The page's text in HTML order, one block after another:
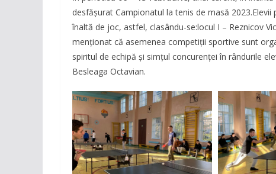
desfășurat Campionatul la tenis de masă
înaltă de joc, astfel, clasându-se:locul I – Reznicov
menţionat că asemenea competiţii sportive sunt
spiritul de echipă şi simţul concurenţei în rândurile
Besleaga Octavian.